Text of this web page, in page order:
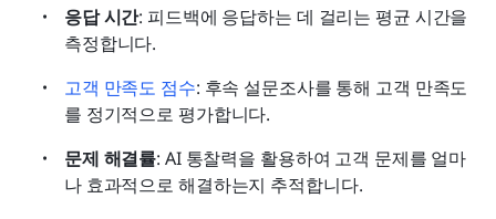
응답 시간: 피드백에 응답하는 데 걸리는 평균 시간을
측정합니다.
고객 만족도 점수: 후속 설문조사를 통해 고객 만족도
를 정기적으로 평가합니다.
문제 해결률: AI 통찰력을 활용하여 고객 문제를 얼마
나 효과적으로 해결하는지 추적합니다.